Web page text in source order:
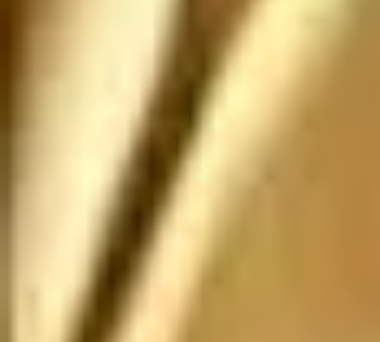
paradójicas que son
más grandes de lo que
piensan
Atentamente: Satanás